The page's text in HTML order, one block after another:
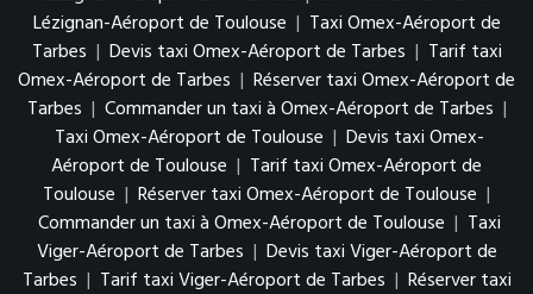
Lézignan-Aéroport de Toulouse | Taxi Omex-Aéroport de
Tarbes | Devis taxi Omex-Aéroport de Tarbes | Tarif taxi
Omex-Aéroport de Tarbes | Réserver taxi Omex-Aéroport de
Tarbes | Commander un taxi à Omex-Aéroport de Tarbes |
Taxi Omex-Aéroport de Toulouse | Devis taxi Omex-
Aéroport de Toulouse | Tarif taxi Omex-Aéroport de
Toulouse | Réserver taxi Omex-Aéroport de Toulouse |
Commander un taxi à Omex-Aéroport de Toulouse | Taxi
Viger-Aéroport de Tarbes | Devis taxi Viger-Aéroport de
Tarbes | Tarif taxi Viger-Aéroport de Tarbes | Réserver taxi